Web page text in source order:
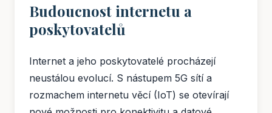
Budoucnost internetu a
poskytovatelů
Internet a jeho poskytovatelé procházejí
neustálou evolucí. S nástupem 5G sítí a
rozmachem internetu věcí (IoT) se otevírají